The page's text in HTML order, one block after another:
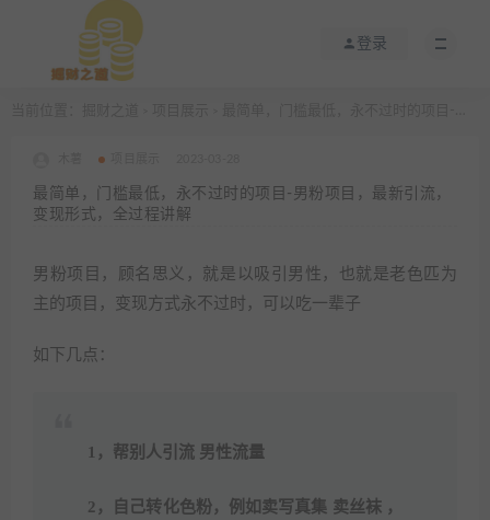
登录
最简单，门槛最低，永不过时的项目-男粉项目，最新引流，
变现形式，全过程讲解
男粉项目，顾名思义，就是以吸引男性，也就是老色匹为
主的项目，变现方式永不过时，可以吃一辈子
如下几点：
1，帮别人引流 男性流量
2，自己转化色粉，例如卖写真集 卖丝袜 ，